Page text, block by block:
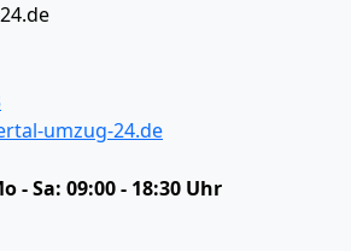
umzug-24.de
- Sa: 09:00 - 18:30 Uhr